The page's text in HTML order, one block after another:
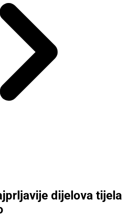
dijelova tijela